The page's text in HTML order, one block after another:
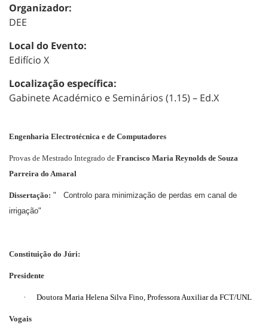
Organizador:
DEE
Local do Evento:
Edifício X
Localização específica:
Gabinete Académico e Seminários (1.15) – Ed.X
Engenharia Electrotécnica e de Computadores
Provas de Mestrado Integrado de Francisco Maria Reynolds de Souza
Parreira do Amaral
Dissertação: "
Controlo para minimização de perdas em canal de
irrigação"
Constituição do Júri:
Presidente
· Doutora Maria Helena Silva Fino, Professora Auxiliar da FCT/UNL
Vogais